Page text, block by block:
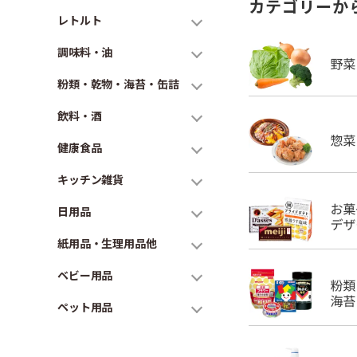
レトルト
調味料・油
粉類・乾物・海苔・缶詰
飲料・酒
健康食品
キッチン雑貨
日用品
紙用品・生理用品他
ベビー用品
ペット用品
カテゴリーか